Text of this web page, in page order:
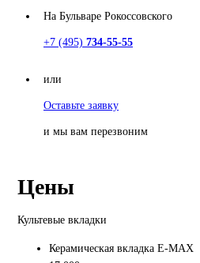
На Бульваре Рокоссовского
+7 (495) 734-55-55
или
Оставьте заявку
и мы вам перезвоним
Цены
Культевые вкладки
Керамическая вкладка E-MAX